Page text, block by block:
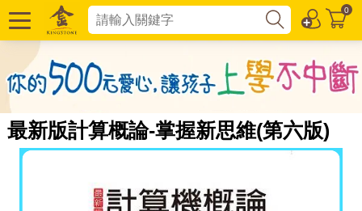
0
最新版計算概論-掌握新思維(第六版)